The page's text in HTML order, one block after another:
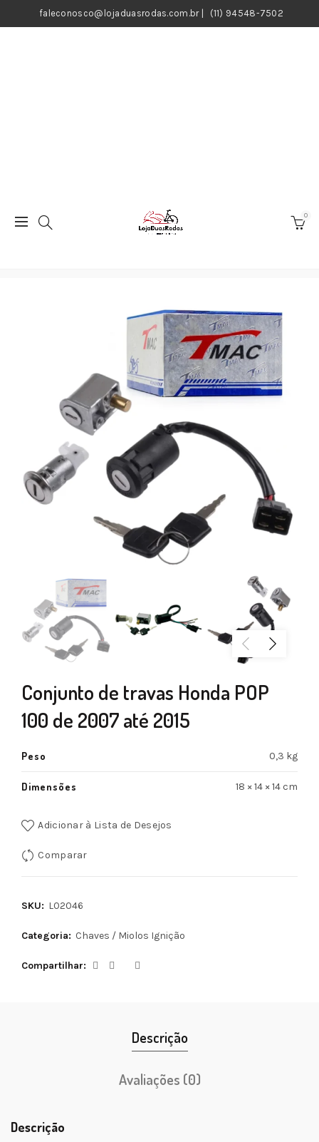
faleconosco@lojaduasrodas.com.br| (11) 94548-7502
0
Conjunto de travas Honda POP
100 de 2007 até 2015
Peso 0,3 kg
Dimensões 18 × 14 × 14 cm
Adicionar à Lista de Desejos
Comparar
SKU: L02046
Categoria: Chaves / Miolos Ignição
Compartilhar
Descrição
Avaliações (0)
Descrição